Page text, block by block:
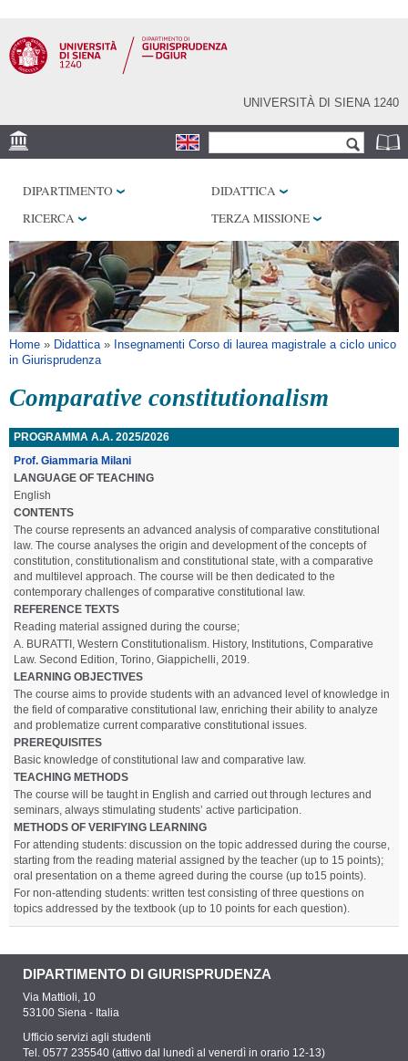
contenuto
principale
UNIVERSITÀ DI SIENA 1240
Form di ricerca
BIBLIOTECHE
SERVIZI
DIPARTIMENTO
DIDATTICA
RICERCA
TERZA MISSIONE
Tu sei qui
Home » Didattica» Insegnamenti Corso di laurea magistrale a ciclo unico
in Giurisprudenza
Comparative constitutionalism
PROGRAMMA A.A. 2025/2026
Prof. Giammaria Milani
LANGUAGE OF TEACHING
English
CONTENTS
The course represents an advanced analysis of comparative constitutional
law. The course analyses the origin and development of the concepts of
constitution, constitutionalism and constitutional state, with a comparative
and multilevel approach. The course will be then dedicated to the
contemporary challenges of comparative constitutional law.
REFERENCE TEXTS
Reading material assigned during the course;
A. BURATTI, Western Constitutionalism. History, Institutions, Comparative
Law. Second Edition, Torino, Giappichelli, 2019.
LEARNING OBJECTIVES
The course aims to provide students with an advanced level of knowledge in
the field of comparative constitutional law, enriching their ability to analyze
and problematize current comparative constitutional issues.
PREREQUISITES
Basic knowledge of constitutional law and comparative law.
TEACHING METHODS
The course will be taught in English and carried out through lectures and
seminars, always stimulating students’ active participation.
METHODS OF VERIFYING LEARNING
For attending students: discussion on the topic addressed during the course,
starting from the reading material assigned by the teacher (up to 15 points);
oral presentation on a theme agreed during the course (up to15 points).
For non-attending students: written test consisting of three questions on
topics addressed by the textbook (up to 10 points for each question).
DIPARTIMENTO DI GIURISPRUDENZA
Via Mattioli, 10
53100 Siena - Italia
Ufficio servizi agli studenti
Tel. 0577 235540 (attivo dal lunedì al venerdì in orario 12-13)